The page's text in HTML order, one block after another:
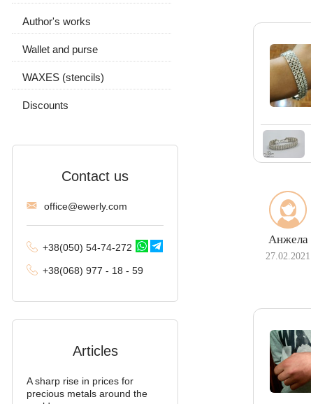
With a wolf
With stones
Without stones
With stones
Without stones
Earrings and ring
Chain and pendant
Author's works
Wallet and purse
WAXES (stencils)
Discounts
Contact us
office@ewerly.com
+38(050) 54-74-272
+38(068) 977 - 18 - 59
Articles
A sharp rise in prices for
precious metals around the
Анжела
27.02.2021